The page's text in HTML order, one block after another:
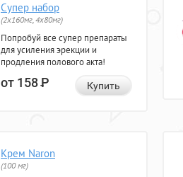
Супер набор
(2х160мг, 4х80мг)
Попробуй все супер препараты
для усиления эрекции и
продления полового акта!
от 158Р Купить
Крем Naron
(100 мг)